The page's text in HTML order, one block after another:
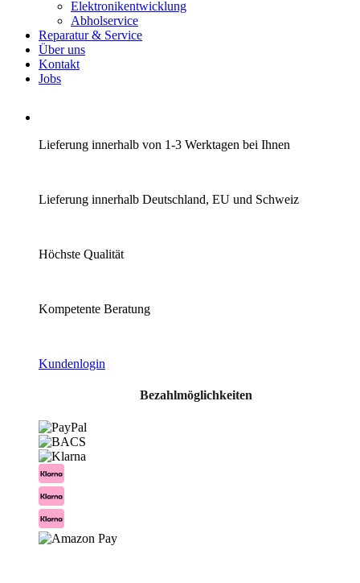
Elektronikentwicklung
Abholservice
Reparatur & Service
Über uns
Kontakt
Jobs
Lieferung innerhalb von 1-3 Werktagen bei Ihnen
Lieferung innerhalb Deutschland, EU und Schweiz
Höchste Qualität
Kompetente Beratung
Kundenlogin
Bezahlmöglichkeiten